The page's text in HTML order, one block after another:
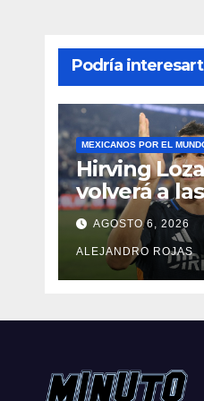
Podría
MEXICANOS POR EL
Hirving
volverá a las
canchas
Galaxy
AGOSTO 6, 2026
ALEJANDRO ROJAS